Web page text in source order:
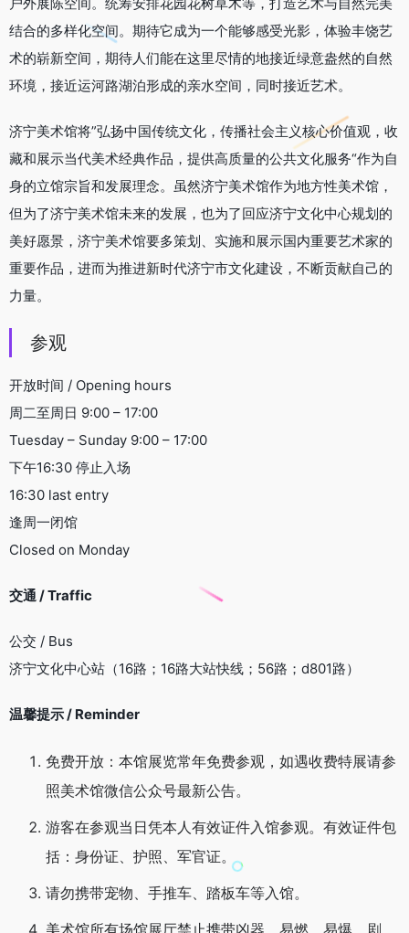
户外展陈空间。统筹安排花园花树草木等，打造艺术与自然完美
结合的多样化空间。期待它成为一个能够感受光影，体验丰饶艺
术的崭新空间，期待人们能在这里尽情的地接近绿意盎然的自然
环境，接近运河路湖泊形成的亲水空间，同时接近艺术。
济宁美术馆将”弘扬中国传统文化，传播社会主义核心价值观，收
藏和展示当代美术经典作品，提供高质量的公共文化服务“作为自
身的立馆宗旨和发展理念。虽然济宁美术馆作为地方性美术馆，
但为了济宁美术馆未来的发展，也为了回应济宁文化中心规划的
美好愿景，济宁美术馆要多策划、实施和展示国内重要艺术家的
重要作品，进而为推进新时代济宁市文化建设，不断贡献自己的
力量。
参观
开放时间 / Opening hours
周二至周日 9:00 – 17:00
Tuesday – Sunday 9:00 – 17:00
下午16:30 停止入场
16:30 last entry
逢周一闭馆
Closed on Monday
交通 / Traffic
公交 / Bus
济宁文化中心站（16路；16路大站快线；56路；d801路）
温馨提示 / Reminder
免费开放：本馆展览常年免费参观，如遇收费特展请参
照美术馆微信公众号最新公告。
游客在参观当日凭本人有效证件入馆参观。有效证件包
括：身份证、护照、军官证。
请勿携带宠物、手推车、踏板车等入馆。